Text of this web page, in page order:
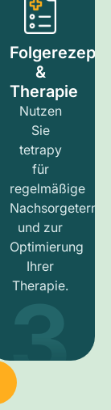
Folgerezept
&
Therapie
Nutzen
Sie
tetrapy
für
regelmäßige
und zur
Optimierung
Ihrer
Therapie.
3